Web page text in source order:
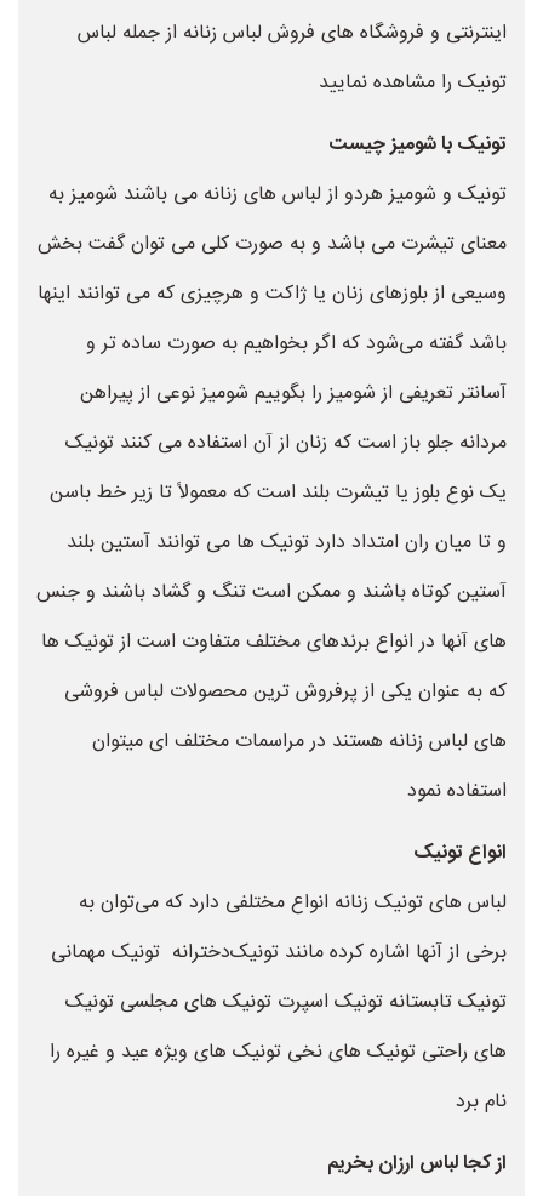
اینترنتی و فروشگاه های فروش لباس زنانه از جمله لباس
تونیک را مشاهده نمایید
تونیک با شومیز چیست
تونیک و شومیز هردو از لباس های زنانه می باشند شومیز به
معنای تیشرت می باشد و به صورت کلی می توان گفت بخش
وسیعی از بلوزهای زنان یا ژاکت و هرچیزی که می توانند اینها
باشد گفته می‌شود که اگر بخواهیم به صورت ساده تر و
آسانتر تعریفی از شومیز را بگوییم شومیز نوعی از پیراهن
مردانه جلو باز است که زنان از آن استفاده می کنند تونیک
یک نوع بلوز یا تیشرت بلند است که معمولاً تا زیر خط باسن
و تا میان ران امتداد دارد تونیک ها می توانند آستین بلند
آستین کوتاه باشند و ممکن است تنگ و گشاد باشند و جنس
های آنها در انواع برندهای مختلف متفاوت است از تونیک ها
که به عنوان یکی از پرفروش ترین محصولات لباس فروشی
های لباس زنانه هستند در مراسمات مختلف ای میتوان
استفاده نمود
انواع تونیک
لباس های تونیک زنانه انواع مختلفی دارد که می‌توان به
برخی از آنها اشاره کرده مانند تونیک‌دخترانه تونیک مهمانی
تونیک تابستانه تونیک اسپرت تونیک های مجلسی تونیک
های راحتی تونیک های نخی تونیک های ویژه عید و غیره را
نام برد
از کجا لباس ارزان بخریم